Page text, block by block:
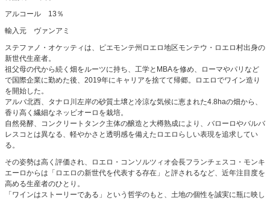
アルコール 13％
輸入元 ヴァンアミ
ステファノ・オケッティは、ピエモンテ州ロエロ地区モンテウ・ロエロ村出身の
新世代生産者。
祖父母の代から続く畑をルーツに持ち、工学とMBAを修め、ローマやパリなど
で国際企業に勤めた後、2019年にキャリアを捨てて帰郷。ロエロでワイン造り
を開始した。
アルバ北西、タナロ川左岸の砂質土壌と冷涼な気候に恵まれた4.8haの畑から、
香り高く繊細なネッビオーロを栽培。
自然発酵、コンクリートタンク主体の醸造と大樽熟成により、バローロやバルバ
レスコとは異なる、軽やかさと透明感を備えたロエロらしい表現を追求してい
る。
その姿勢は高く評価され、ロエロ・コンソルツィオ会長フランチェスコ・モンキ
エーロからは「ロエロの新世代を代表する存在」と評されるなど、近年注目度を
高める生産者のひとり。
「ワインはストーリーである」という哲学のもと、土地の個性を誠実に瓶に映し